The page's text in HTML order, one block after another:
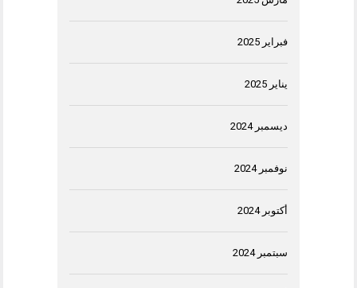
فبراير 2025
يناير 2025
ديسمبر 2024
نوفمبر 2024
أكتوبر 2024
سبتمبر 2024